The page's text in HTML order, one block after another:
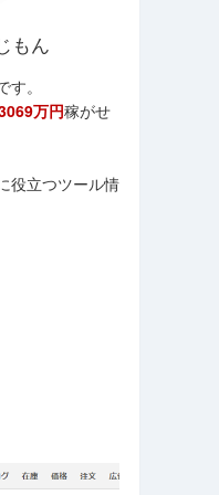
もん
。
万円稼がせ
役立つツール情